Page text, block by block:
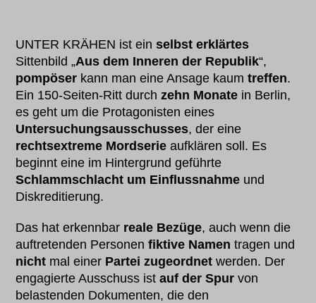
UNTER KRÄHEN ist einselbst erklärtes
Sittenbild „Aus dem Inneren der Republik“,
pompöser kann man eine Ansage kaumtreffen.
Ein 150-Seiten-Ritt durchzehn Monate in Berlin,
es geht um die Protagonisten eines
Untersuchungsausschusses, der eine
rechtsextreme Mordserie aufklären soll. Es
beginnt eine im Hintergrund geführte
Schlammschlacht um Einflussnahme und
Diskreditierung.
Das hat erkennbar reale Bezüge, auch wenn die
auftretenden Personenfiktive Namen tragen und
nicht mal einer Partei zugeordnet werden. Der
engagierte Ausschuss istauf der Spurvon
belastenden Dokumenten, die den